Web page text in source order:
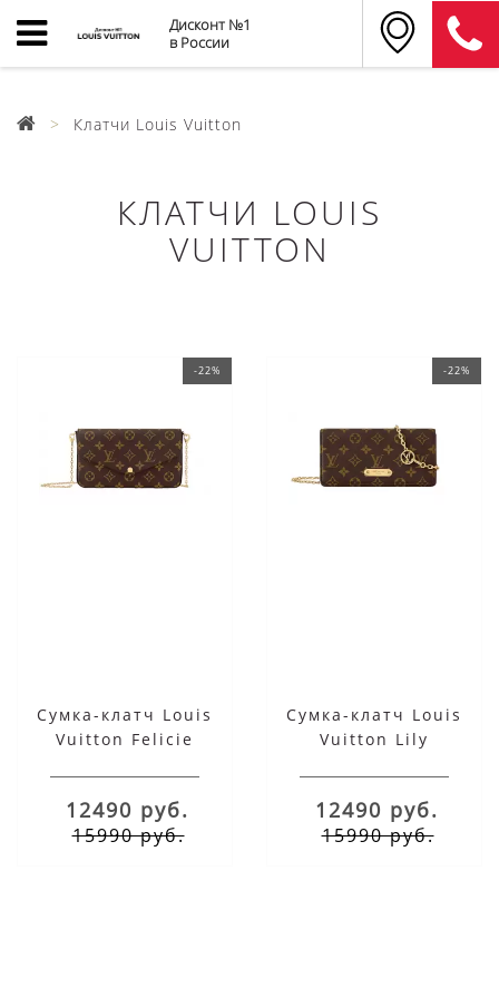
Дисконт №1
в России
Клатчи Louis Vuitton
КЛАТЧИ LOUIS
VUITTON
-22%
Сумка-клатч Louis
Vuitton Felicie
12490 руб.
15990 руб.
-22%
Сумка-клатч Louis
Vuitton Lily
12490 руб.
15990 руб.